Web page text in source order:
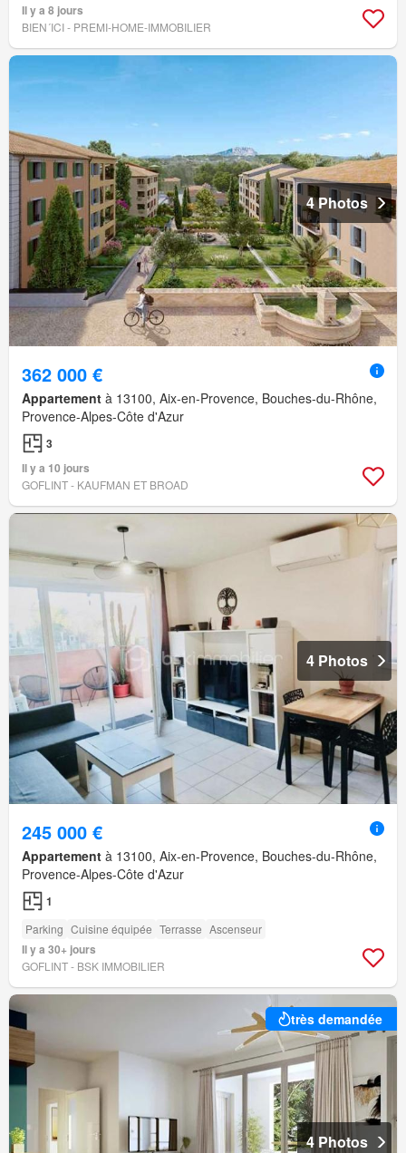
Il y a 8 jours
BIEN´ICI - PREMI-HOME-IMMOBILIER
4 Photos
362 000 €
Appartement à 13100, Aix-en-Provence, Bouches-du-Rhône,
Provence-Alpes-Côte d'Azur
3
Il y a 10 jours
GOFLINT - KAUFMAN ET BROAD
4 Photos
245 000 €
Appartement à 13100, Aix-en-Provence, Bouches-du-Rhône,
Provence-Alpes-Côte d'Azur
1
Parking Cuisine équipée Terrasse Ascenseur
Il y a 30+ jours
GOFLINT - BSK IMMOBILIER
très demandée
4 Photos